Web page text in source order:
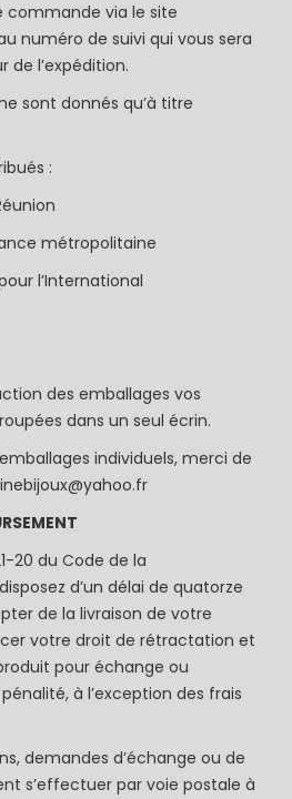
commande via le site
numéro de suivi qui vous sera
de l’expédition.
sont donnés qu’à titre
:
métropolitaine
l’International
des emballages vos
dans un seul écrin.
individuels, merci de
20 du Code de la
d’un délai de quatorze
de la livraison de votre
votre droit de rétractation et
pour échange ou
à l’exception des frais
demandes d’échange ou de
s’effectuer par voie postale à